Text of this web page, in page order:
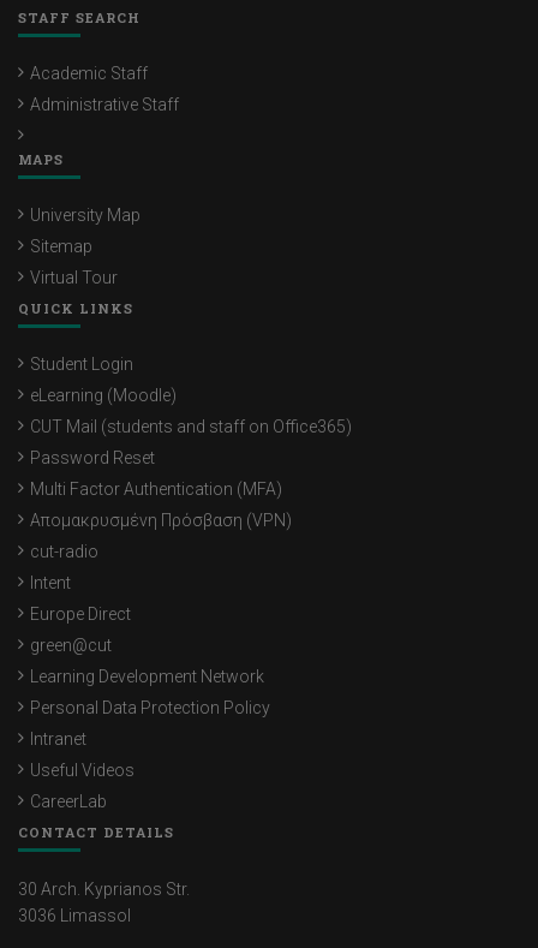
STAFF SEARCH
Academic Staff
Administrative Staff
MAPS
University Map
Sitemap
Virtual Tour
QUICK LINKS
Student Login
eLearning (Moodle)
CUT Mail (students and staff on Office365)
Password Reset
Multi Factor Authentication (MFA)
Απομακρυσμένη Πρόσβαση (VPN)
cut-radio
Intent
Europe Direct
green@cut
Learning Development Network
Personal Data Protection Policy
Intranet
Useful Videos
CareerLab
CONTACT DETAILS
30 Arch. Kyprianos Str.
3036 Limassol